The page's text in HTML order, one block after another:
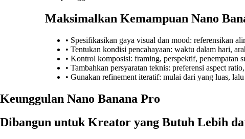
Maksimalkan Kemampuan Nano
• Spesifikasikan gaya visual dan mood: referensikan
• Tentukan kondisi pencahayaan: waktu dalam hari,
• Kontrol komposisi: framing, perspektif, penempatan
• Tambahkan persyaratan teknis: preferensi aspect
• Gunakan refinement iteratif: mulai dari yang luas,
Keunggulan Nano Banana Pro
Dibangun untuk Kreator yang Butuh Lebih